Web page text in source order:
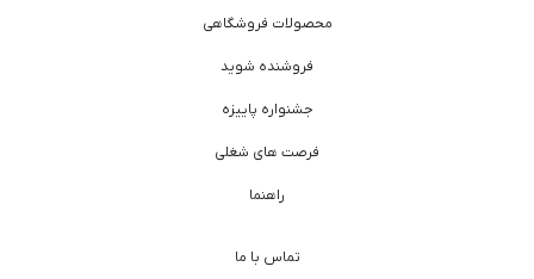
محصولات فروشگاهی
فروشنده شوید
جشنواره پاییزه
فرصت های شغلی
راهنما
تماس با ما